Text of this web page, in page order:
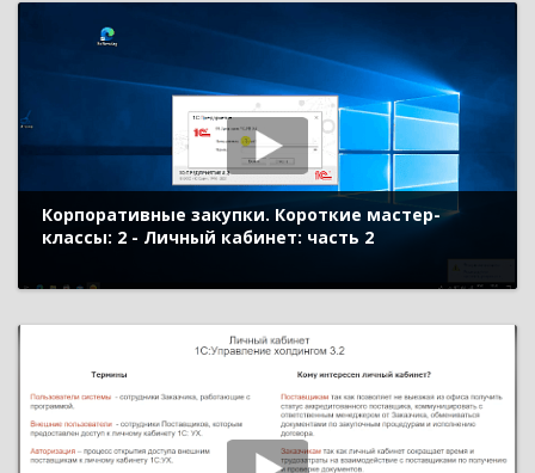
Корпоративные закупки. Короткие мастер-
классы: 2 - Личный кабинет: часть 2